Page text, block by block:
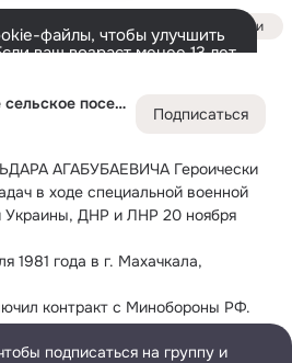
Малокаменское сельское поселение
Подписаться
АГАБУБАЕВИЧА Героически
в ходе специальной военной
Украины, ДНР и ЛНР 20 ноября
1981 года в г. Махачкала,
контракт с Минобороны РФ.
г. Волгоград в должности стрелка-
Войти
файлы, чтобы улучшить
ваш возраст менее 13 лет,
Ещё
подписаться на группу и